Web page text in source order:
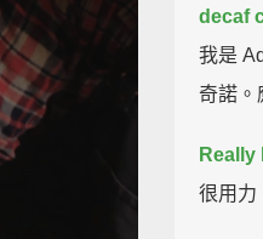
decaf
我是
奇諾。
Really
很用力